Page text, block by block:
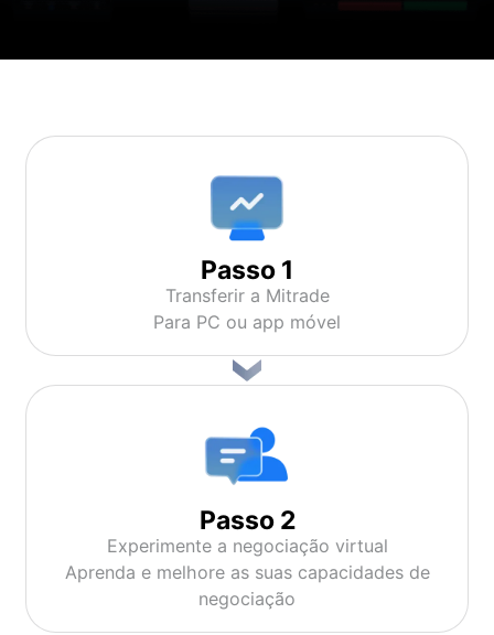
ไทย
हिन्दी
Passo 1
Transferir a Mitrade
Para PC ou app móvel
Passo 2
Experimente a negociação virtual
Aprenda e melhore as suas capacidades de
negociação